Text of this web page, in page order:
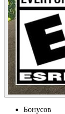
Бонусов